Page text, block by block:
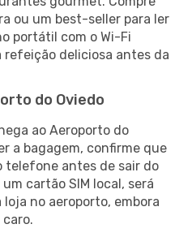
ou um best-seller para ler
portátil com o Wi-Fi
deliciosa antes da
do Oviedo
ao Aeroporto do
a bagagem, confirme que
telefone antes de sair do
cartão SIM local, será
no aeroporto, embora
caro.